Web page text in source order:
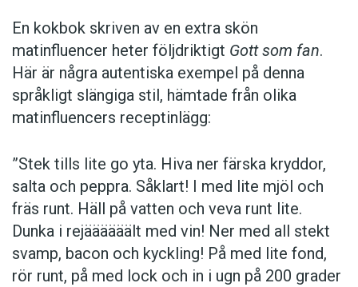
En kokbok ­skriven av en extra skön
matinfluencer heter följd­riktigt Gott som fan.
Här är några autentiska ­exempel på denna
språkligt slängiga stil, ­hämtade från olika
matinfluencers receptinlägg:
”Stek tills lite go yta. Hiva ner färska kryddor,
salta och peppra. Såklart! I med lite mjöl och
fräs runt. Häll på vatten och veva runt lite.
Dunka i rejäääääält med vin! Ner med all stekt
svamp, bacon och kyckling! På med lite fond,
rör runt, på med lock och in i ugn på 200 grader